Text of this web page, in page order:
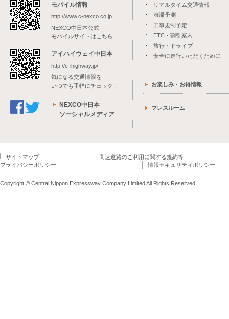
モバイル情報
http://www.c-nexco.co.jp
NEXCO中日本公式
モバイルサイトはこちら
アイハイウェイ中日本
http://c-ihighway.jp/
気になる交通情報を
いつでも手軽にチェック！
NEXCO中日本
ソーシャルメディア
リアルタイム交通情報
渋滞予測
工事規制予定
ETC・割引案内
旅行・ドライブ
安全に走行いただくために
お楽しみ・お得情報
プレスルーム
サイトマップ
高速道路のご利用に関する規約等
プライバシーポリシー
情報セキュリティポリシー
Copyright © Central Nippon Expressway Company Limited All Rights Reserved.